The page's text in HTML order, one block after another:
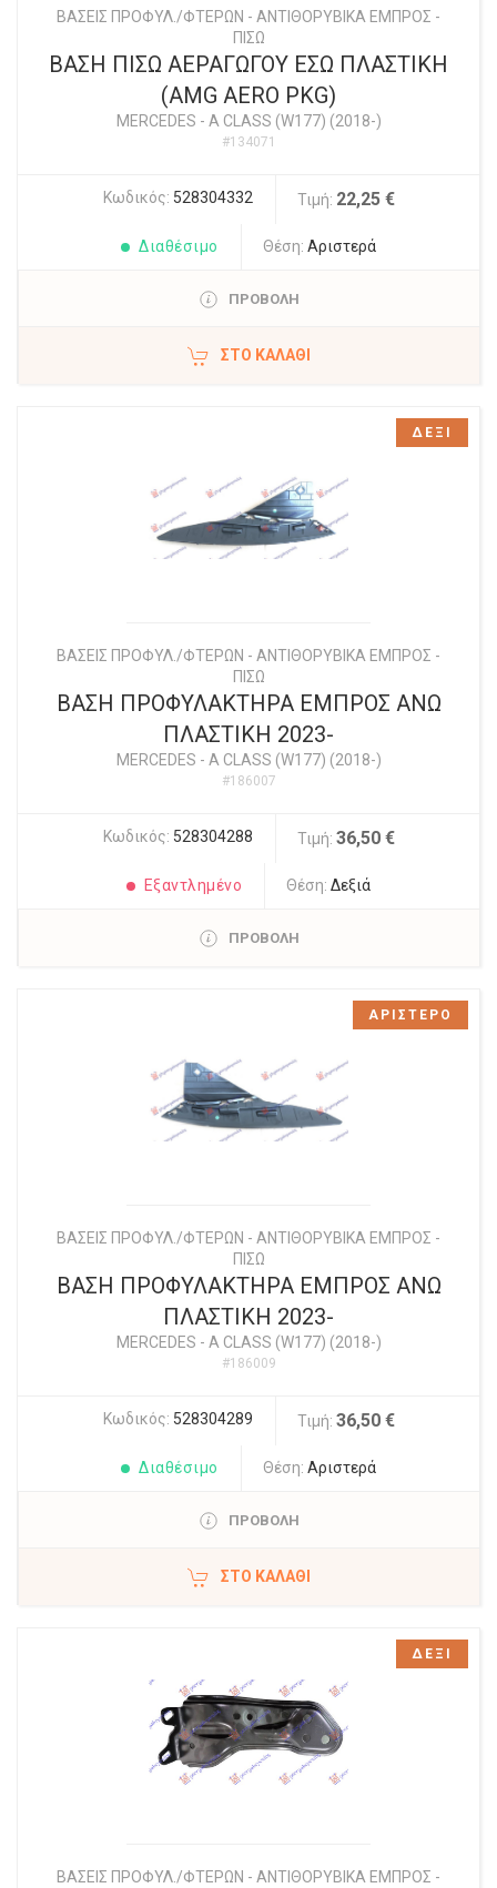
ΒΑΣΕΙΣ ΠΡΟΦΥΛ./ΦΤΕΡΩΝ - ΑΝΤΙΘΟΡΥΒΙΚΑ ΕΜΠΡΟΣ -
ΠΙΣΩ
ΒΑΣΗ ΠΙΣΩ ΑΕΡΑΓΩΓΟΥ ΕΣΩ ΠΛΑΣΤΙΚΗ
(AMG AERO PKG)
MERCEDES - A CLASS (W177) (2018-)
#134071
Κωδικός: 528304332 Τιμή: 22,25 €
Διαθέσιμο Θέση: Αριστερά
ΠΡΟΒΟΛΗ
ΣΤΟ ΚΑΛΆΘΙ
ΒΑΣΕΙΣ ΠΡΟΦΥΛ./ΦΤΕΡΩΝ - ΑΝΤΙΘΟΡΥΒΙΚΑ ΕΜΠΡΟΣ -
ΠΙΣΩ
ΒΑΣΗ ΠΡΟΦΥΛΑΚΤΗΡΑ ΕΜΠΡΟΣ ΑΝΩ
ΠΛΑΣΤΙΚΗ 2023-
MERCEDES - A CLASS (W177) (2018-)
#186007
Κωδικός: 528304288 Τιμή: 36,50 €
Εξαντλημένο Θέση:Δεξιά
ΠΡΟΒΟΛΗ
ΔΕΞΙ
ΒΑΣΕΙΣ ΠΡΟΦΥΛ./ΦΤΕΡΩΝ - ΑΝΤΙΘΟΡΥΒΙΚΑ ΕΜΠΡΟΣ -
ΠΙΣΩ
ΒΑΣΗ ΠΡΟΦΥΛΑΚΤΗΡΑ ΕΜΠΡΟΣ ΑΝΩ
ΠΛΑΣΤΙΚΗ 2023-
MERCEDES - A CLASS (W177) (2018-)
#186009
Κωδικός: 528304289 Τιμή: 36,50 €
Διαθέσιμο Θέση: Αριστερά
ΠΡΟΒΟΛΗ
ΣΤΟ ΚΑΛΆΘΙ
ΑΡΙΣΤΕΡΟ
ΒΑΣΕΙΣ ΠΡΟΦΥΛ./ΦΤΕΡΩΝ - ΑΝΤΙΘΟΡΥΒΙΚΑ ΕΜΠΡΟΣ -
ΔΕΞΙ